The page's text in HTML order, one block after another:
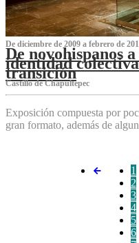
De diciembre de 2009 a febrero de
De novohispanos
identidad
transición
Castillo de Chapultepec
Exposición compuesta por
gran formato, además de
1
2
3
4
5
6